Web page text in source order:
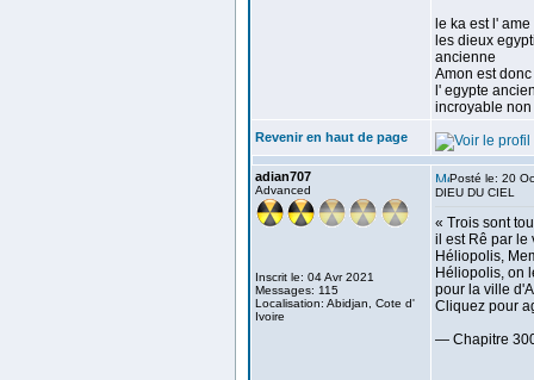
le ka est l'
les dieux
ancienne
Amon est
l' egypte
incroyable non
Revenir en haut de page
adian707
Advanced
Inscrit le: 04 Avr 2021
Messages: 115
Localisation: Abidjan, Cote d'
Ivoire
Posté le: 20
DIEU DU CIEL
« Trois sont
il est Rê par le
Héliopolis,
Héliopolis, on
pour la ville
Cliquez pour
— Chapitre